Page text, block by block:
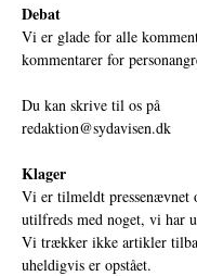
Debat
Vi er glade for alle
kommentarer for
Du kan skrive til os på
redaktion@sydavisen.dk
Klager
Vi er tilmeldt pressenævnet
utilfreds med noget, vi har
Vi trækker ikke artikler
uheldigvis er opstået.